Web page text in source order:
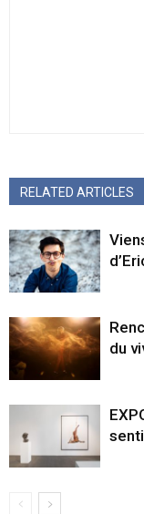
RELATED ARTICLES
du